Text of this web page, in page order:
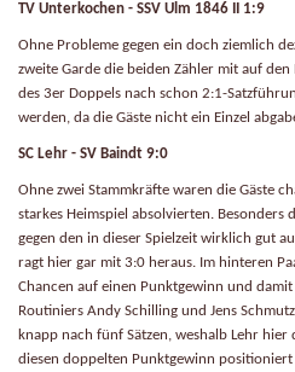
TV Unterkochen - SSV Ulm 1846 II 1:9
Ohne Probleme gegen ein doch ziemlich
zweite Garde die beiden Zähler mit auf
des 3er Doppels nach schon 2:1-
werden, da die Gäste nicht ein Einzel
SC Lehr - SV Baindt 9:0
Ohne zwei Stammkräfte waren die Gäste
starkes Heimspiel absolvierten. Besonders
gegen den in dieser Spielzeit wirklich gut
ragt hier gar mit 3:0 heraus. Im hinteren
Chancen auf einen Punktgewinn und
Routiniers Andy Schilling und Jens
knapp nach fünf Sätzen, weshalb Lehr
diesen doppelten Punktgewinn